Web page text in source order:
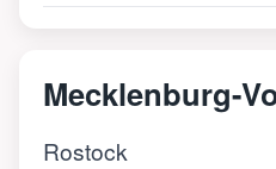
Mecklenburg-
Rostock